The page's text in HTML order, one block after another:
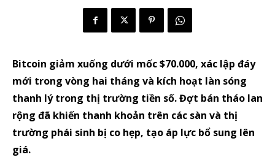
Bitcoin giảm xuống dưới mốc $70.000, xác lập đáy
mới trong vòng hai tháng và kích hoạt làn sóng
thanh lý trong thị trường tiền số. Đợt bán tháo lan
rộng đã khiến thanh khoản trên các sàn và thị
trường phái sinh bị co hẹp, tạo áp lực bổ sung lên
giá.